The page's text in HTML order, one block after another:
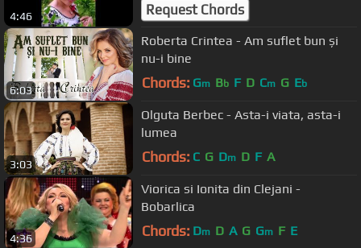
4:46 Request Chords
6:03
Roberta Crintea - Am suflet bun și
nu-i bine
Chords: Gm Bb F D Cm G Eb
3:03
Olguta Berbec - Asta-i viata, asta-i
lumea
Chords: C G Dm D F A
4:36
Viorica si Ionita din Clejani -
Bobarlica
Chords: Dm D A G Gm F E